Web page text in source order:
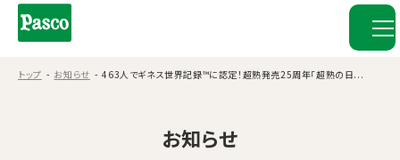
トップ お知らせ 463人でギネス世界記録™に認定！超熟発売25周年「超熟の日...
お知らせ